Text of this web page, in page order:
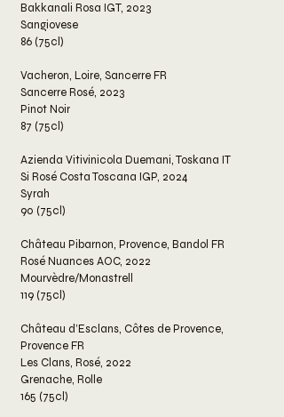
Bakkanali Rosa IGT, 2023
Sangiovese
86 (75cl)
Vacheron, Loire, Sancerre FR
Sancerre Rosé, 2023
Pinot Noir
87 (75cl)
Azienda Vitivinicola Duemani, Toskana IT
Si Rosé Costa Toscana IGP, 2024
Syrah
90 (75cl)
Château Pibarnon, Provence, Bandol FR
Rosé Nuances AOC, 2022
Mourvèdre/Monastrell
119 (75cl)
Château d’Esclans, Côtes de Provence,
Provence FR
Les Clans, Rosé, 2022
Grenache, Rolle
165 (75cl)